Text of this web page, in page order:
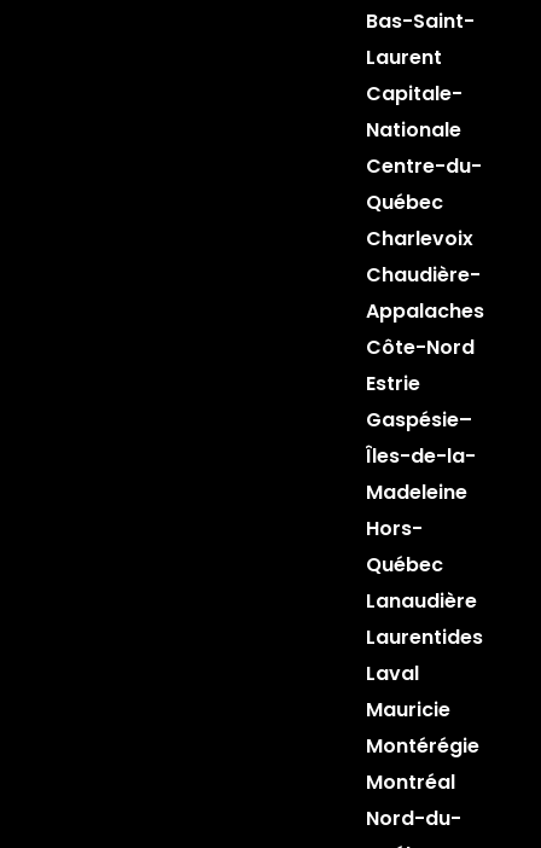
Bas-Saint-
Laurent
Capitale-
Nationale
Centre-du-
Québec
Charlevoix
Chaudière-
Appalaches
Côte-Nord
Estrie
Gaspésie–
Îles-de-la-
Madeleine
Hors-
Québec
Lanaudière
Laurentides
Laval
Mauricie
Montérégie
Montréal
Nord-du-